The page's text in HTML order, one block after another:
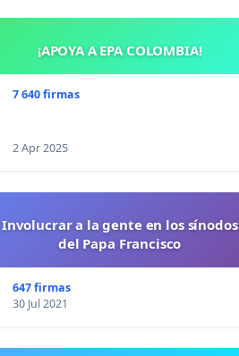
¡APOYA A EPA COLOMBIA!
7 640 firmas
2 Apr 2025
Involucrar a la gente en los sínodos
del Papa Francisco
647 firmas
30 Jul 2021